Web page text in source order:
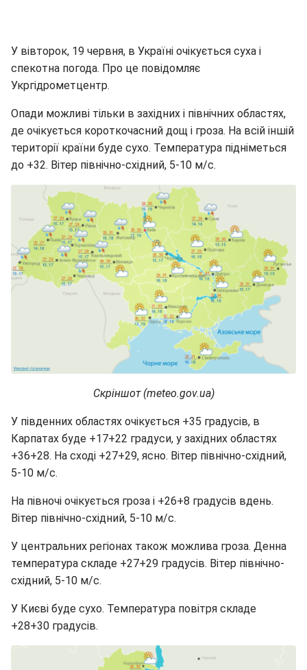
У вівторок, 19 червня, в Україні очікується суха і
спекотна погода. Про це повідомляє
Укргідрометцентр.
Опади можливі тільки в західних і північних областях,
де очікується короткочасний дощ і гроза. На всій іншій
території країни буде сухо. Температура підніметься
до +32. Вітер північно-східний, 5-10 м/с.
Скріншот (meteo.gov.ua)
У південних областях очікується +35 градусів, в
Карпатах буде +17+22 градуси, у західних областях
+36+28. На сході +27+29, ясно. Вітер північно-східний,
5-10 м/с.
На півночі очікується гроза і +26+8 градусів вдень.
Вітер північно-східний, 5-10 м/с.
У центральних регіонах також можлива гроза. Денна
температура складе +27+29 градусів. Вітер північно-
східний, 5-10 м/с.
У Києві буде сухо. Температура повітря складе
+28+30 градусів.